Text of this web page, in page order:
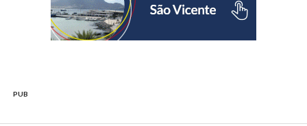
PUB